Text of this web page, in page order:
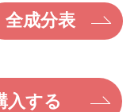
全成分表
入する